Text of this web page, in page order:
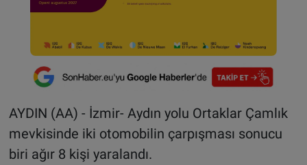
AYDIN (AA) - İzmir- Aydın yolu Ortaklar Çamlık
mevkisinde iki otomobilin çarpışması sonucu
biri ağır 8 kişi yaralandı.